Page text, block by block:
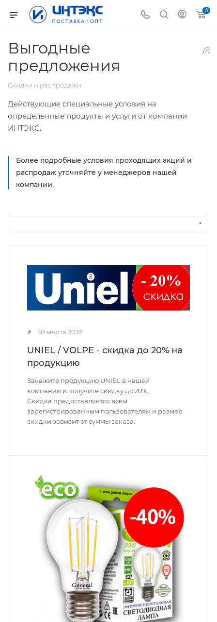
0
Выгодные
предложения
Скидки и распродажи
Действующие специальные условия на
определенные продукты и услуги от компании
ИНТЭКС.
Более подробные условия проходящих акций и
распродаж уточняйте у менеджеров нашей
компании.
30 марта 2022
UNIEL / VOLPE - скидка до 20% на
продукцию
Закажите продукцию UNIEL в нашей
компании и получите скидку до 20%.
Скидка предоставляется всем
зарегистрированным пользователям и размер
скидки зависит от суммы заказа.